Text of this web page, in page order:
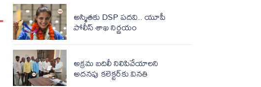
అస్మితకు DSP పదవి.. యూపీ
పోలీస్ శాఖ నిర్ణయం
అక్రమ బదిలీ నిలిపివేయాలని
అదనపు కలెక్టర్‌కు వినతి